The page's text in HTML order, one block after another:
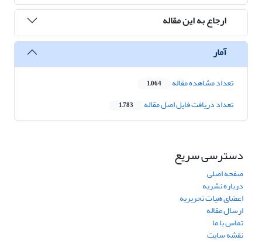
ارجاع به این مقاله
آمار
تعداد مشاهده مقاله 1,064
تعداد دریافت فایل اصل مقاله 1,783
دسترسی سریع
صفحه اصلی
درباره نشریه
اعضای هیات تحریریه
ارسال مقاله
تماس با ما
نقشه سایت